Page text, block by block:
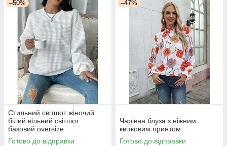
–50%
Стильний світшот жіночий
білий вільний світшот
базовий oversize
Готово до відправки
–47%
Чарівна блуза з ніжним
квітковим принтом
Готово до відправки